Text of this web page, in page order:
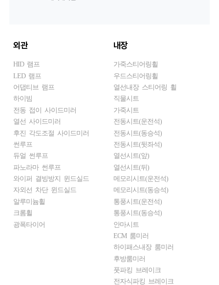
외관
HID 램프
LED 램프
어댑티브 램프
하이빔
전동 접이 사이드미러
열선 사이드미러
후진 각도조절 사이드미러
썬루프
듀얼 썬루프
파노라마 썬루프
와이퍼 결빙방지 윈드실드
자외선 차단 윈드실드
알루미늄휠
크롬휠
광폭타이어
내장
가죽스티어링휠
우드스티어링휠
열선내장 스티어링 휠
직물시트
가죽시트
전동시트(운전석)
전동시트(동승석)
전동시트(뒷좌석)
열선시트(앞)
열선시트(뒤)
메모리시트(운전석)
메모리시트(동승석)
통풍시트(운전석)
통풍시트(동승석)
안마시트
ECM 룸미러
하이패스내장 룸미러
후방룸미러
풋파킹 브레이크
전자식파킹 브레이크